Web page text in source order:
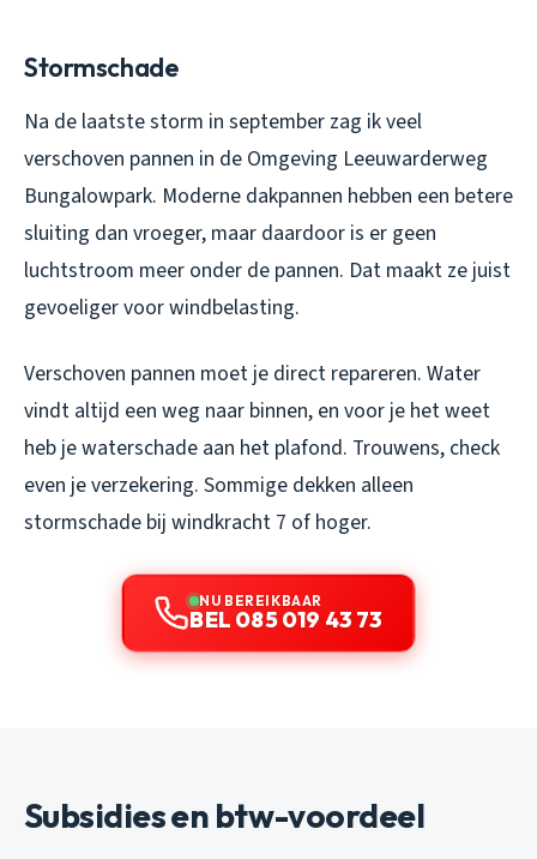
Stormschade
Na de laatste storm in september zag ik veel
verschoven pannen in de Omgeving Leeuwarderweg
Bungalowpark. Moderne dakpannen hebben een betere
sluiting dan vroeger, maar daardoor is er geen
luchtstroom meer onder de pannen. Dat maakt ze juist
gevoeliger voor windbelasting.
Verschoven pannen moet je direct repareren. Water
vindt altijd een weg naar binnen, en voor je het weet
heb je waterschade aan het plafond. Trouwens, check
even je verzekering. Sommige dekken alleen
stormschade bij windkracht 7 of hoger.
NU BEREIKBAAR
BEL 085 019 43 73
Subsidies en btw-voordeel